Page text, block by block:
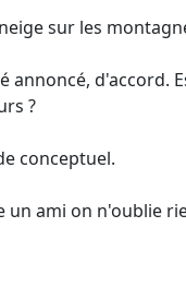
sur les
annoncé, d'accord.
?
conceptuel.
ami on n'oublie